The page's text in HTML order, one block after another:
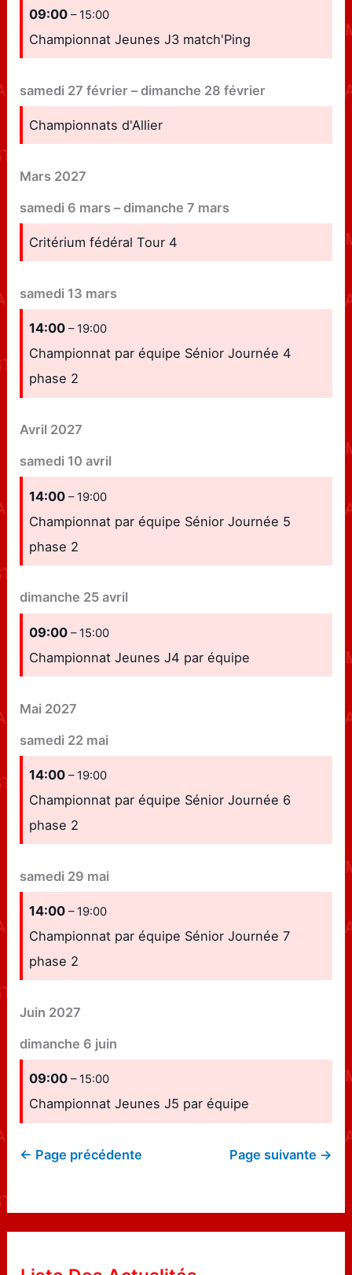
09:00– 15:00
Championnat Jeunes J3 match'Ping
samedi 27 février –dimanche 28 février
Championnats d'Allier
Mars 2027
samedi 6 mars –dimanche 7 mars
Critérium fédéral Tour 4
samedi 13 mars
14:00– 19:00
Championnat par équipe Sénior Journée 4
phase 2
Avril 2027
samedi 10 avril
14:00– 19:00
Championnat par équipe Sénior Journée 5
phase 2
dimanche 25 avril
09:00– 15:00
Championnat Jeunes J4 par équipe
Mai 2027
samedi 22 mai
14:00– 19:00
Championnat par équipe Sénior Journée 6
phase 2
samedi 29 mai
14:00– 19:00
Championnat par équipe Sénior Journée 7
phase 2
Juin 2027
dimanche 6 juin
09:00– 15:00
Championnat Jeunes J5 par équipe
← Page précédente Page suivante →